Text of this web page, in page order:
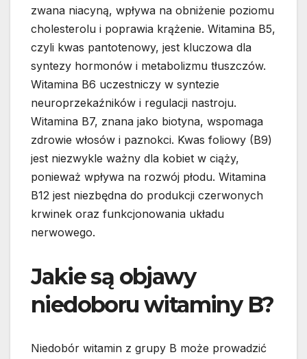
zwana niacyną, wpływa na obniżenie poziomu
cholesterolu i poprawia krążenie. Witamina B5,
czyli kwas pantotenowy, jest kluczowa dla
syntezy hormonów i metabolizmu tłuszczów.
Witamina B6 uczestniczy w syntezie
neuroprzekaźników i regulacji nastroju.
Witamina B7, znana jako biotyna, wspomaga
zdrowie włosów i paznokci. Kwas foliowy (B9)
jest niezwykle ważny dla kobiet w ciąży,
ponieważ wpływa na rozwój płodu. Witamina
B12 jest niezbędna do produkcji czerwonych
krwinek oraz funkcjonowania układu
nerwowego.
Jakie są objawy
niedoboru witaminy B?
Niedobór witamin z grupy B może prowadzić